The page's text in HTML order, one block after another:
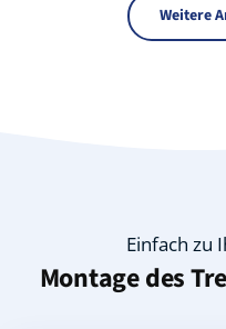
Weitere
Einfach zu
Montage des